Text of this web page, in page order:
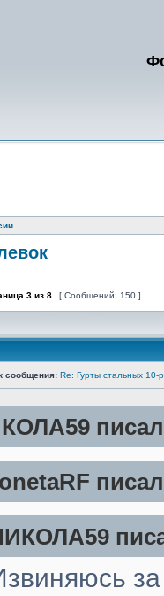
3 из 8 [ Сообщений: 150 ]
сообщения: Re: Гурты стальных 10-